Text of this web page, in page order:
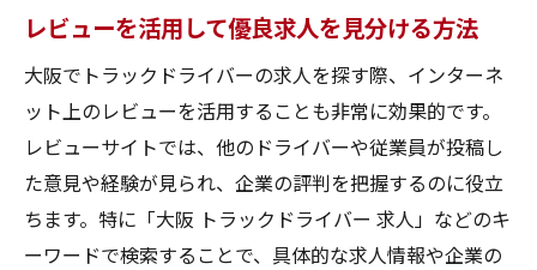
レビューを活用して優良求人を見分ける方法
大阪でトラックドライバーの求人を探す際、インターネ
ット上のレビューを活用することも非常に効果的です。
レビューサイトでは、他のドライバーや従業員が投稿し
た意見や経験が見られ、企業の評判を把握するのに役立
ちます。特に「大阪 トラックドライバー 求人」などのキ
ーワードで検索することで、具体的な求人情報や企業の